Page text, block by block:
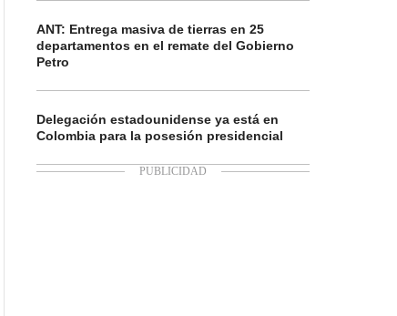
ANT: Entrega masiva de tierras en 25
departamentos en el remate del Gobierno
Petro
Delegación estadounidense ya está en
Colombia para la posesión presidencial